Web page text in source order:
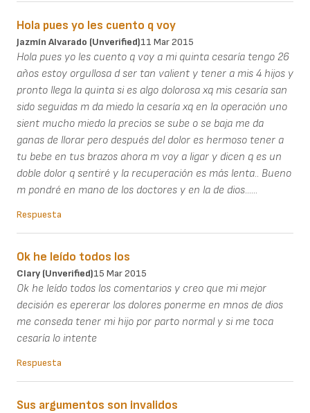
Hola pues yo les cuento q voy
Jazmín Alvarado (unverified)11 Mar 2015
Hola pues yo les cuento q voy a mi quinta cesaría tengo 26
años estoy orgullosa d ser tan valient y tener a mis 4 hijos y
pronto llega la quinta si es algo dolorosa xq mis cesaría san
sido seguidas m da miedo la cesaría xq en la operación uno
sient mucho miedo la precios se sube o se baja me da
ganas de llorar pero después del dolor es hermoso tener a
tu bebe en tus brazos ahora m voy a ligar y dicen q es un
doble dolor q sentiré y la recuperación es más lenta.. Bueno
m pondré en mano de los doctores y en la de dios......
Respuesta
Ok he leído todos los
Clary (unverified)15 Mar 2015
Ok he leído todos los comentarios y creo que mi mejor
decisión es epererar los dolores ponerme en mnos de dios
me conseda tener mi hijo por parto normal y si me toca
cesaría lo intente
Respuesta
Sus argumentos son invalidos